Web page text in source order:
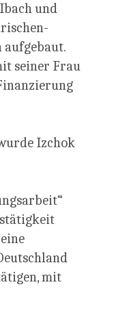
und
aufgebaut.
seiner Frau
Izchok
mit